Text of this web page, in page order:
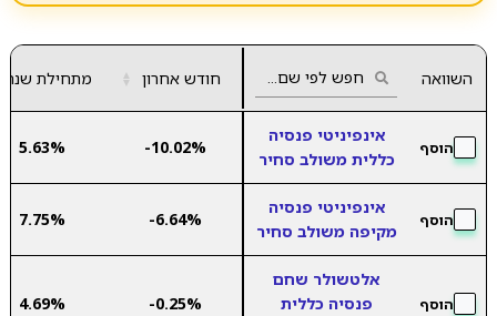
השוואה חודש אחרון ▲
▼ מתחילת שנה
הוסף
אינפיניטי פנסיה
כללית משולב סחיר
-10.02%
5.63%
הוסף
אינפיניטי פנסיה
מקיפה משולב סחיר
-6.64%
7.75%
הוסף
אלטשולר שחם
פנסיה כללית
-0.25%
4.69%